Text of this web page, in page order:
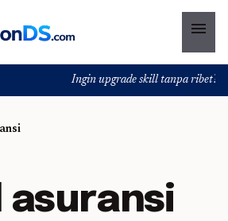
menu
Ingin upgrade skill tanpa ribet?